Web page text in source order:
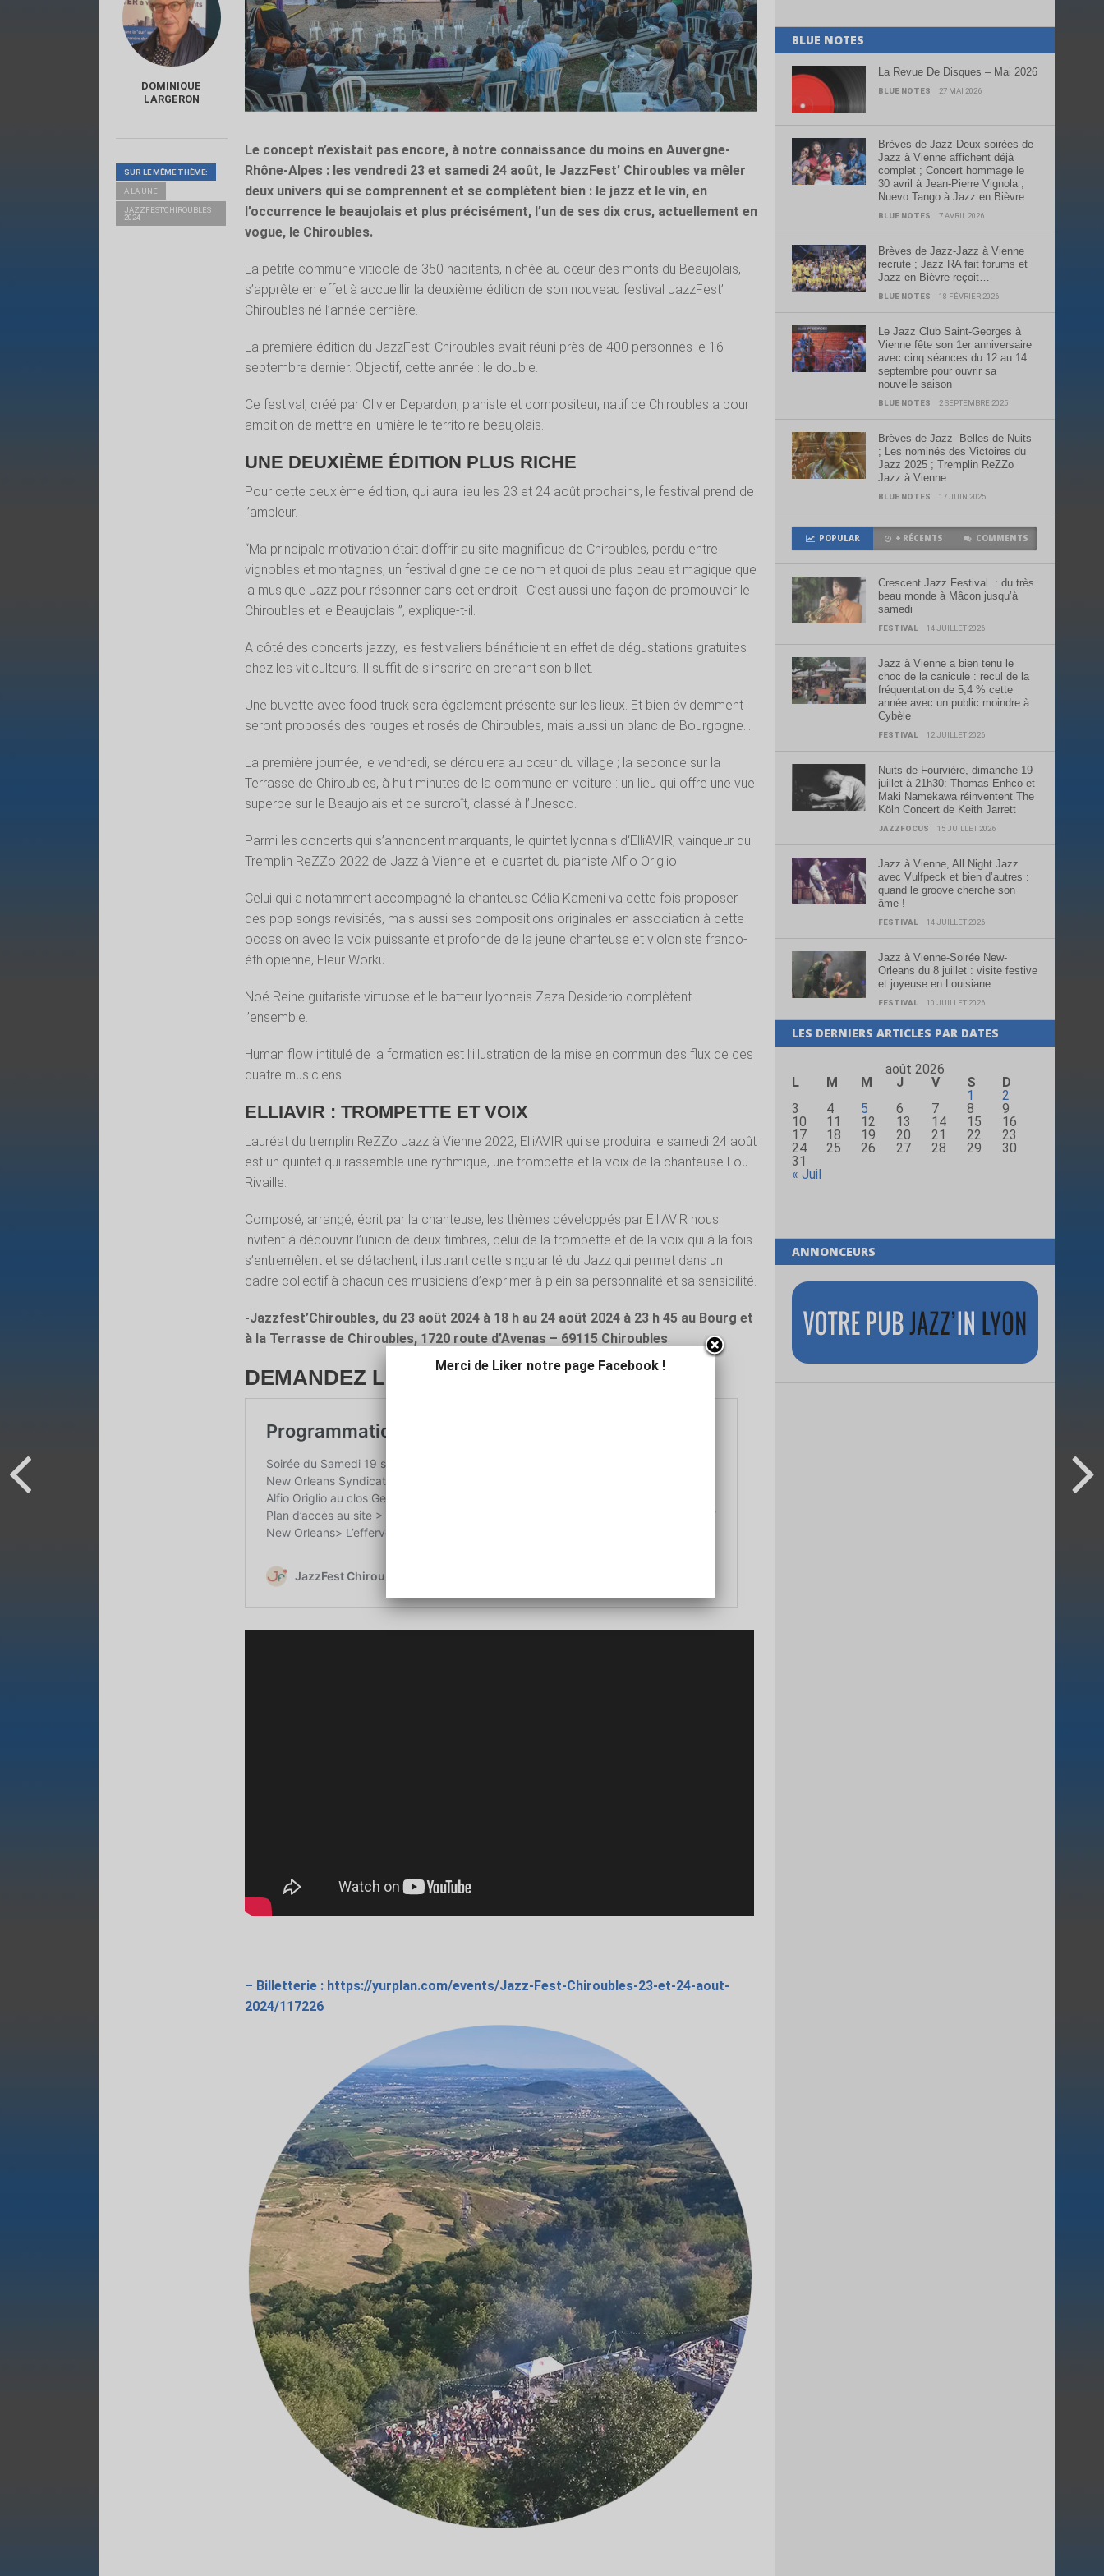
Le concept n’existait pas encore, à notre connaissance du moins en Auvergne-
Rhône-Alpes : les vendredi 23 et samedi 24 août, le JazzFest’ Chiroubles va mêler
deux univers qui se comprennent et se complètent bien : le jazz et le vin, en
l’occurrence le beaujolais et plus précisément, l’un de ses dix crus, actuellement en
vogue, le Chiroubles.
La petite commune viticole de 350 habitants, nichée au cœur des monts du Beaujolais,
s’apprête en effet à accueillir la deuxième édition de son nouveau festival JazzFest’
Chiroubles né l’année dernière.
La première édition du JazzFest’ Chiroubles avait réuni près de 400 personnes le 16
septembre dernier. Objectif, cette année : le double.
Ce festival, créé par Olivier Depardon, pianiste et compositeur, natif de Chiroubles a pour
ambition de mettre en lumière le territoire beaujolais.
UNE DEUXIÈME ÉDITION PLUS RICHE
Pour cette deuxième édition, qui aura lieu les 23 et 24 août prochains, le festival prend de
l’ampleur.
“Ma principale motivation était d’offrir au site magnifique de Chiroubles, perdu entre
vignobles et montagnes, un festival digne de ce nom et quoi de plus beau et magique que
la musique Jazz pour résonner dans cet endroit ! C’est aussi une façon de promouvoir le
Chiroubles et le Beaujolais ”, explique-t-il.
A côté des concerts jazzy, les festivaliers bénéficient en effet de dégustations gratuites
chez les viticulteurs. Il suffit de s’inscrire en prenant son billet.
Une buvette avec food truck sera également présente sur les lieux. Et bien évidemment
seront proposés des rouges et rosés de Chiroubles, mais aussi un blanc de Bourgogne….
La première journée, le vendredi, se déroulera au cœur du village ; la seconde sur la
Terrasse de Chiroubles, à huit minutes de la commune en voiture : un lieu qui offre une vue
superbe sur le Beaujolais et de surcroît, classé à l’Unesco.
Parmi les concerts qui s’annoncent marquants, le quintet lyonnais d‘ElliAVIR, vainqueur du
Tremplin ReZZo 2022 de Jazz à Vienne et le quartet du pianiste Alfio Origlio
Celui qui a notamment accompagné la chanteuse Célia Kameni va cette fois proposer
des pop songs revisités, mais aussi ses compositions originales en association à cette
occasion avec la voix puissante et profonde de la jeune chanteuse et violoniste franco-
éthiopienne, Fleur Worku.
Noé Reine guitariste virtuose et le batteur lyonnais Zaza Desiderio complètent
l’ensemble.
Human flow intitulé de la formation est l’illustration de la mise en commun des flux de ces
quatre musiciens…
ELLIAVIR : TROMPETTE ET VOIX
Lauréat du tremplin ReZZo Jazz à Vienne 2022, ElliAVIR qui se produira le samedi 24 août
est un quintet qui rassemble une rythmique, une trompette et la voix de la chanteuse Lou
Rivaille.
Composé, arrangé, écrit par la chanteuse, les thèmes développés par ElliAViR nous
invitent à découvrir l’union de deux timbres, celui de la trompette et de la voix qui à la fois
s’entremêlent et se détachent, illustrant cette singularité du Jazz qui permet dans un
cadre collectif à chacun des musiciens d’exprimer à plein sa personnalité et sa sensibilité.
-Jazzfest’Chiroubles, du 23 août 2024 à 18 h au 24 août 2024 à 23 h 45 au Bourg et
à la Terrasse de Chiroubles, 1720 route d’Avenas – 69115 Chiroubles
DEMANDEZ LE PROGRAMME !
– Billetterie : https://yurplan.com/events/Jazz-Fest-Chiroubles-23-et-24-aout-
2024/117226
DOMINIQUE
LARGERON
SUR LE MÊME THÈME:
A LA UNE
JAZZFEST'CHIROUBLES
2024
BLUE NOTES
La Revue De Disques – Mai 2026
BLUE NOTES 27 MAI 2026
Brèves de Jazz-Deux soirées de
Jazz à Vienne affichent déjà
complet ; Concert hommage le
30 avril à Jean-Pierre Vignola ;
Nuevo Tango à Jazz en Bièvre
BLUE NOTES 7 AVRIL 2026
Brèves de Jazz-Jazz à Vienne
recrute ; Jazz RA fait forums et
Jazz en Bièvre reçoit…
BLUE NOTES 18 FÉVRIER 2026
Le Jazz Club Saint-Georges à
Vienne fête son 1er anniversaire
avec cinq séances du 12 au 14
septembre pour ouvrir sa
nouvelle saison
BLUE NOTES 2 SEPTEMBRE 2025
Brèves de Jazz- Belles de Nuits
; Les nominés des Victoires du
Jazz 2025 ; Tremplin ReZZo
Jazz à Vienne
BLUE NOTES 17 JUIN 2025
POPULAR + RÉCENTS COMMENTS
Crescent Jazz Festival : du très
beau monde à Mâcon jusqu’à
samedi
FESTIVAL 14 JUILLET 2026
Jazz à Vienne a bien tenu le
choc de la canicule : recul de la
fréquentation de 5,4 % cette
année avec un public moindre à
Cybèle
FESTIVAL 12 JUILLET 2026
Nuits de Fourvière, dimanche 19
juillet à 21h30: Thomas Enhco et
Maki Namekawa réinventent The
Köln Concert de Keith Jarrett
JAZZFOCUS 15 JUILLET 2026
Jazz à Vienne, All Night Jazz
avec Vulfpeck et bien d’autres :
quand le groove cherche son
âme !
FESTIVAL 14 JUILLET 2026
Jazz à Vienne-Soirée New-
Orleans du 8 juillet : visite festive
et joyeuse en Louisiane
FESTIVAL 10 JUILLET 2026
LES DERNIERS ARTICLES PAR DATES
août 2026
L
M M J V S
D
1
2
3
4 5 6 7 8
9
10
11 12 13 14 15
16
17
18 19 20 21 22
23
24
25 26 27 28 29
30
31
« Juil
ANNONCEURS
Merci de Liker notre page Facebook !